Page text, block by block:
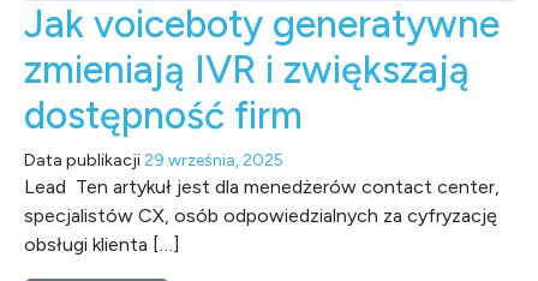
Jak voiceboty generatywne
zmieniają IVR i zwiększają
dostępność firm
Data publikacji29 września, 2025
Lead Ten artykuł jest dla menedżerów contact center,
specjalistów CX, osób odpowiedzialnych za cyfryzację
obsługi klienta […]